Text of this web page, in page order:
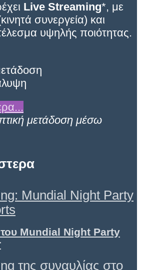
Live Streaming*, με
συνεργεία) και
υψηλής ποιότητας.
μετάδοση μέσω
Mundial Night Party